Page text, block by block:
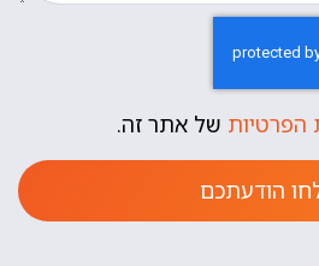
הפרטיות של אתר זה.
הודעתכם